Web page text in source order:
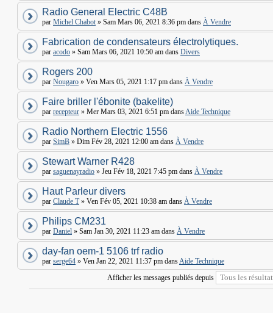
Radio General Electric C48B
par Michel Chabot» Sam Mars 06, 2021 8:36 pm dans À Vendre
Fabrication de condensateurs électrolytiques.
par acodo » Sam Mars 06, 2021 10:50 am dans Divers
Rogers 200
par Nougaro » Ven Mars 05, 2021 1:17 pm dans À Vendre
Faire briller l'ébonite (bakelite)
par recepteur » Mer Mars 03, 2021 6:51 pm dansAide Technique
Radio Northern Electric 1556
par SimB » Dim Fév 28, 2021 12:00 am dans À Vendre
Stewart Warner R428
par saguenayradio » Jeu Fév 18, 2021 7:45 pm dans À Vendre
Haut Parleur divers
par Claude T» Ven Fév 05, 2021 10:38 am dans À Vendre
Philips CM231
par Daniel » Sam Jan 30, 2021 11:23 am dans À Vendre
day-fan oem-1 5106 trf radio
par serge64 » Ven Jan 22, 2021 11:37 pm dansAide Technique
Afficher les messages publiés depuis